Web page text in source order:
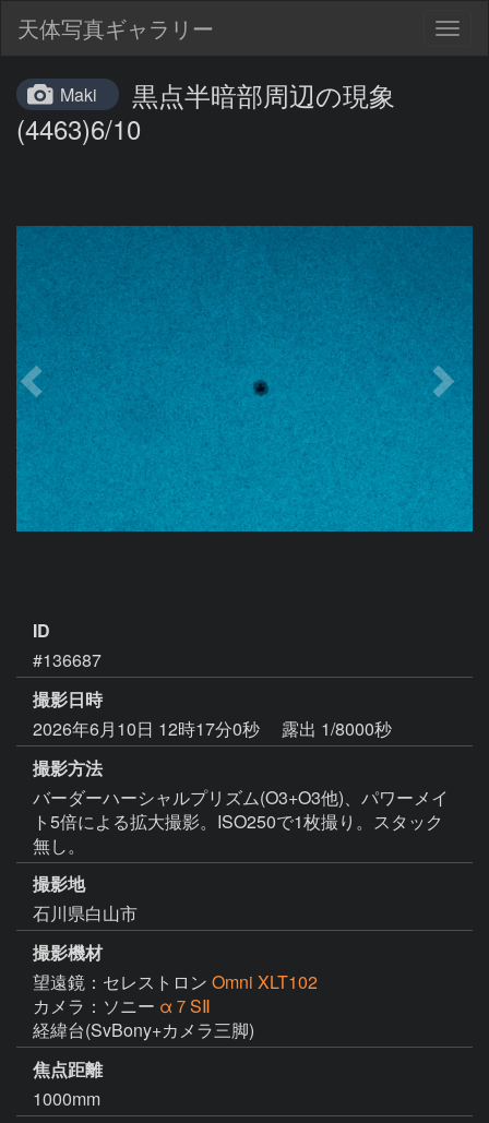
天体写真ギャラリー
Maki
黒点半暗部周辺の現象
(4463)6/10
ID
#136687
撮影日時
2026年6月10日 12時17分0秒
露出 1/8000秒
撮影方法
バーダーハーシャルプリズム(O3+O3他)、パワーメイ
ト5倍による拡大撮影。ISO250で1枚撮り。スタック
無し。
撮影地
石川県白山市
撮影機材
望遠鏡：セレストロン Omni XLT102
カメラ：ソニー α７SⅡ
経緯台(SvBony+カメラ三脚)
焦点距離
1000mm